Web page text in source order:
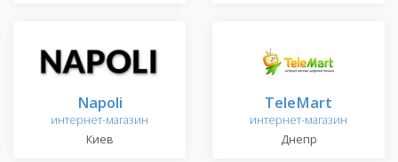
Napoli
интернет-магазин
Киев
TeleMart
интернет-магазин
Днепр